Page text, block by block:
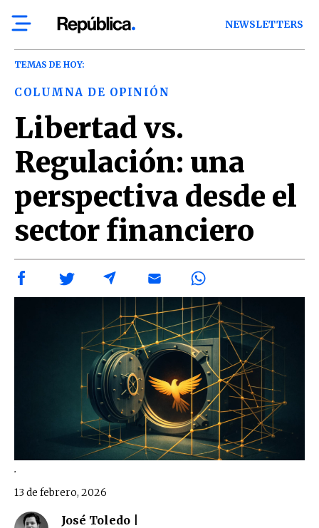
NEWSLETTERS
TEMAS DE HOY:
COLUMNA DE OPINIÓN
Libertad vs.
Regulación: una
perspectiva desde el
sector financiero
.
José Toledo |
13 de febrero, 2026